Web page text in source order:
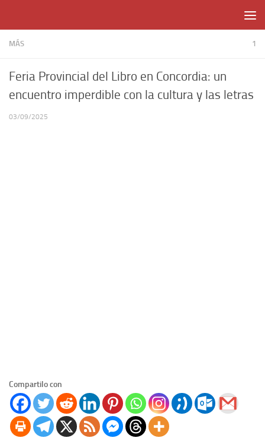
MÁS 1
Feria Provincial del Libro en Concordia: un
encuentro imperdible con la cultura y las letras
03/09/2025
Compartilo con